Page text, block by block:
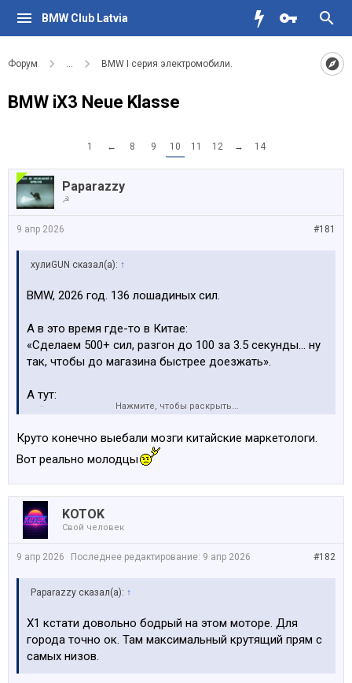
BMW Club Latvia
Форум ... BMW I серия электромобили.
BMW iX3 Neue Klasse
1 ← 8 9 10 11 12 → 14
Paparazzy
☭
#181
9 апр 2026
хулиGUN сказал(а): ↑
BMW, 2026 год. 136 лошадиных сил.
А в это время где-то в Китае:
«Сделаем 500+ сил, разгон до 100 за 3.5 секунды… ну
так, чтобы до магазина быстрее доезжать».
А тут:
— “Это не про скорость, это про философию
— “Вы просто не понимаете ДНК бренда…”
— “Главное — удовольствие за рулем…”
Конечно. Особенно, когда тебя на светофоре
обгоняет холодильник на батарейках.
Но ничего, зато:
легендарный шильдик
и ощущение, что ты в 1998-ом… только дороже
В итоге:
Китайцы делают космические корабли,
а BMW — ностальгию на минималках.
Нажмите, чтобы раскрыть...
Круто конечно выебали мозги китайские маркетологи.
Вот реально молодцы
KOTOK
Свой человек
#182
9 апр 2026 Последнее редактирование: 9 апр 2026
Paparazzy сказал(а): ↑
Х1 кстати довольно бодрый на этом моторе. Для
города точно ок. Там максимальный крутящий прям с
самых низов.